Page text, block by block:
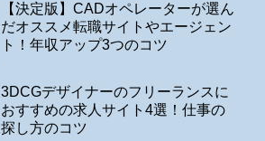
【決定版】CADオペレーターが選ん
だオススメ転職サイトやエージェン
ト！年収アップ3つのコツ
3DCGデザイナーのフリーランスに
おすすめの求人サイト4選！仕事の
探し方のコツ